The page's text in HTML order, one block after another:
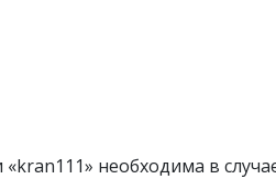
необходима в